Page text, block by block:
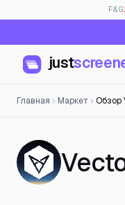
F&G
just
Главная Маркет Обзор